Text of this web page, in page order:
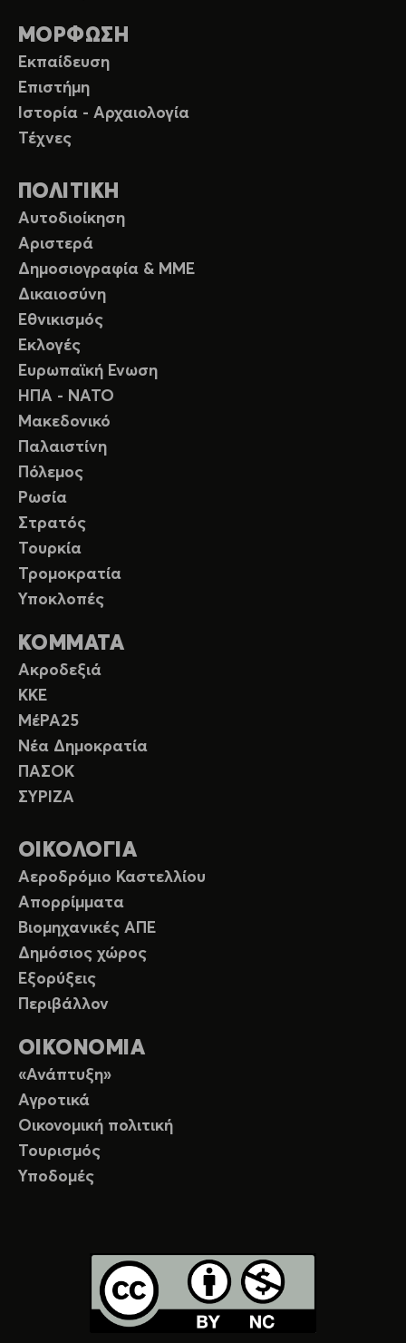
ΜΟΡΦΩΣΗ
Εκπαίδευση
Επιστήμη
Ιστορία - Αρχαιολογία
Τέχνες
ΠΟΛΙΤΙΚΗ
Αυτοδιοίκηση
Αριστερά
Δημοσιογραφία & ΜΜΕ
Δικαιοσύνη
Εθνικισμός
Εκλογές
Ευρωπαϊκή Ενωση
ΗΠΑ - ΝΑΤΟ
Μακεδονικό
Παλαιστίνη
Πόλεμος
Ρωσία
Στρατός
Τουρκία
Τρομοκρατία
Υποκλοπές
ΚΟΜΜΑΤΑ
Ακροδεξιά
ΚΚΕ
ΜέΡΑ25
Νέα Δημοκρατία
ΠΑΣΟΚ
ΣΥΡΙΖΑ
ΟΙΚΟΛΟΓΙΑ
Αεροδρόμιο Καστελλίου
Απορρίμματα
Βιομηχανικές ΑΠΕ
Δημόσιος χώρος
Εξορύξεις
Περιβάλλον
ΟΙΚΟΝΟΜΙΑ
«Ανάπτυξη»
Αγροτικά
Οικονομική πολιτική
Τουρισμός
Υποδομές